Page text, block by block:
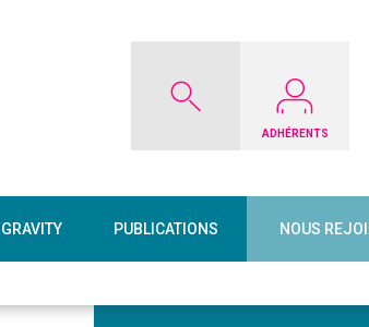
ADHÉRENTS
GRAVITY PUBLICATIONS NOUS